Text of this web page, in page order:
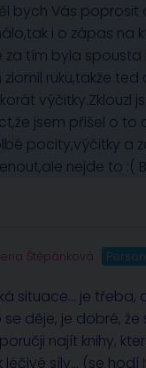
bych Vás
i o zápas na
za tím byla
ruku,takže
výčitky.Zklouzl
jsem přišel o
pocity,výčitky a
nejde to :(
Štěpánková
situace… je třeba,
se děje, je dobré,
najít knihy,
léčivé síly… (se hodí